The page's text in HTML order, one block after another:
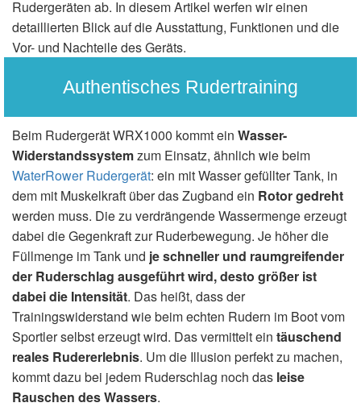
Rudergeräten ab. In diesem Artikel werfen wir einen
detaillierten Blick auf die Ausstattung, Funktionen und die
Vor- und Nachteile des Geräts.
Authentisches Rudertraining
Beim Rudergerät WRX1000 kommt ein Wasser-
Widerstandssystemzum Einsatz, ähnlich wie beim
WaterRower Rudergerät: ein mit Wasser gefüllter Tank, in
dem mit Muskelkraft über das Zugband ein Rotor gedreht
werden muss. Die zu verdrängende Wassermenge erzeugt
dabei die Gegenkraft zur Ruderbewegung. Je höher die
Füllmenge im Tank und je schneller und raumgreifender
der Ruderschlag ausgeführt wird, desto größer ist
dabei die Intensität. Das heißt, dass der
Trainingswiderstand wie beim echten Rudern im Boot vom
Sportler selbst erzeugt wird. Das vermittelt ein täuschend
reales Rudererlebnis. Um die Illusion perfekt zu machen,
kommt dazu bei jedem Ruderschlag noch das leise
Rauschen des Wassers.